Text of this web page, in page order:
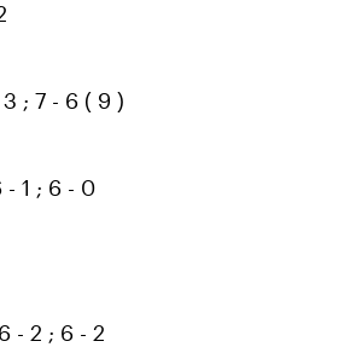
; 7 - 6 ( 9 )
1 ; 6 - 0
- 2 ; 6 - 2